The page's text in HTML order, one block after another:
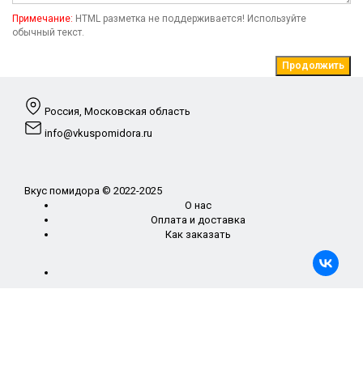
Примечание: HTML разметка не поддерживается! Используйте
обычный текст.
Продолжить
Россия, Московская область
info@vkuspomidora.ru
Вкус помидора © 2022-2025
О нас
Оплата и доставка
Как заказать